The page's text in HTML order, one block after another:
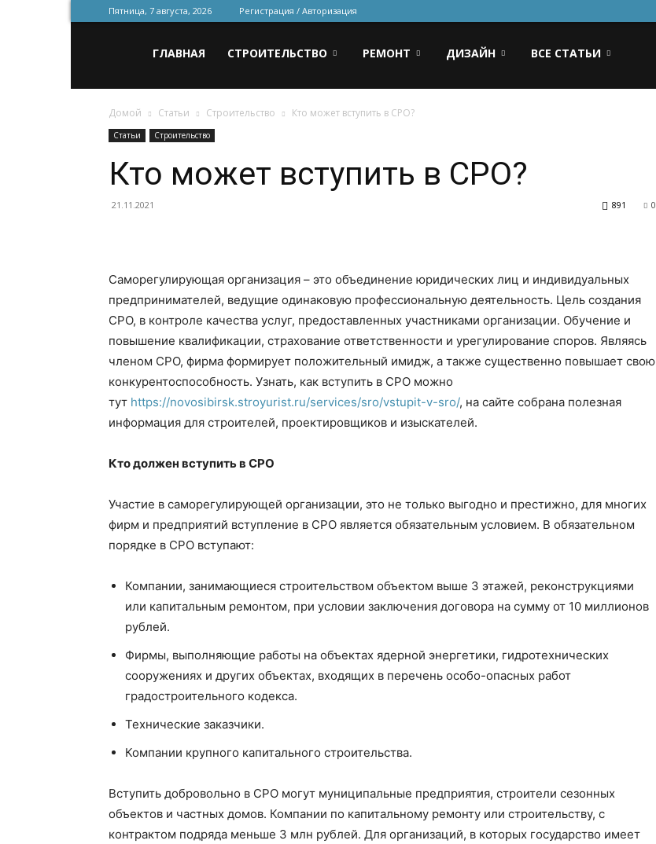
Пятница, 7 августа, 2026 Регистрация / Авторизация
для
строительства
ремонта
ГЛАВНАЯ СТРОИТЕЛЬСТВО РЕМОНТ ДИЗАЙН ВСЕ СТАТЬИ
Домой Статьи Строительство Кто может вступить в СРО?
Статьи Строительство
Кто может вступить в СРО?
21.11.2021 0
891
Саморегулирующая организация – это объединение юридических лиц и индивидуальных
предпринимателей, ведущие одинаковую профессиональную деятельность. Цель создания
СРО, в контроле качества услуг, предоставленных участниками организации. Обучение и
повышение квалификации, страхование ответственности и урегулирование споров. Являясь
членом СРО, фирма формирует положительный имидж, а также существенно повышает свою
конкурентоспособность. Узнать, как вступить в СРО можно
тут https://novosibirsk.stroyurist.ru/services/sro/vstupit-v-sro/, на сайте собрана полезная
информация для строителей, проектировщиков и изыскателей.
Кто должен вступить в СРО
Участие в саморегулирующей организации, это не только выгодно и престижно, для многих
фирм и предприятий вступление в СРО является обязательным условием. В обязательном
порядке в СРО вступают:
Компании, занимающиеся строительством объектом выше 3 этажей, реконструкциями
или капитальным ремонтом, при условии заключения договора на сумму от 10 миллионов
рублей.
Фирмы, выполняющие работы на объектах ядерной энергетики, гидротехнических
сооружениях и других объектах, входящих в перечень особо-опасных работ
градостроительного кодекса.
Технические заказчики.
Компании крупного капитального строительства.
Вступить добровольно в СРО могут муниципальные предприятия, строители сезонных
объектов и частных домов. Компании по капитальному ремонту или строительству, с
контрактом подряда меньше 3 млн рублей. Для организаций, в которых государство имеет